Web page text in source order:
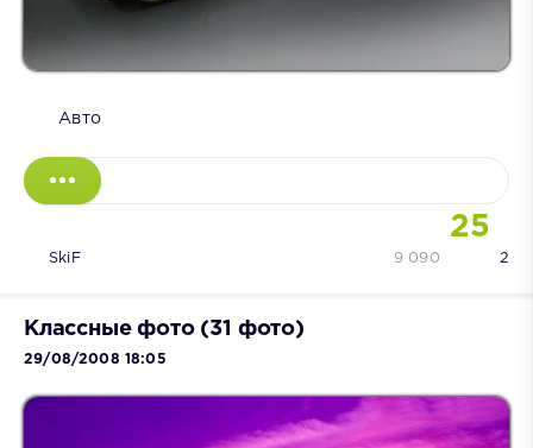
Авто
25
SkiF 2
9 090
Классные фото (31 фото)
29/08/2008 18:05